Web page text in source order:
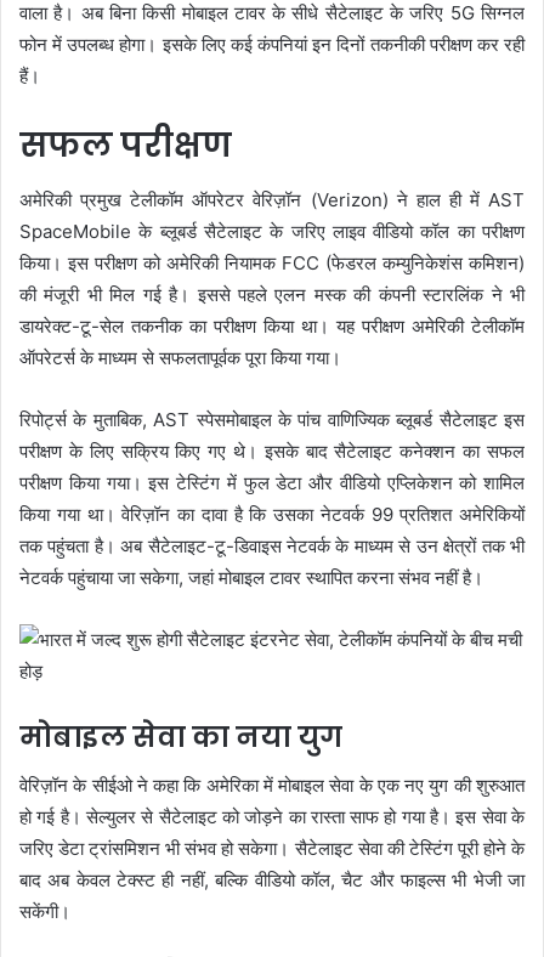
वाला है। अब बिना किसी मोबाइल टावर के सीधे सैटेलाइट के जरिए 5G सिग्नल
फोन में उपलब्ध होगा। इसके लिए कई कंपनियां इन दिनों तकनीकी परीक्षण कर रही
हैं।
सफल परीक्षण
अमेरिकी प्रमुख टेलीकॉम ऑपरेटर वेरिज़ॉन (Verizon) ने हाल ही में AST
SpaceMobile के ब्लूबर्ड सैटेलाइट के जरिए लाइव वीडियो कॉल का परीक्षण
किया। इस परीक्षण को अमेरिकी नियामक FCC (फेडरल कम्युनिकेशंस कमिशन)
की मंजूरी भी मिल गई है। इससे पहले एलन मस्क की कंपनी स्टारलिंक ने भी
डायरेक्ट-टू-सेल तकनीक का परीक्षण किया था। यह परीक्षण अमेरिकी टेलीकॉम
ऑपरेटर्स के माध्यम से सफलतापूर्वक पूरा किया गया।
रिपोर्ट्स के मुताबिक, AST स्पेसमोबाइल के पांच वाणिज्यिक ब्लूबर्ड सैटेलाइट इस
परीक्षण के लिए सक्रिय किए गए थे। इसके बाद सैटेलाइट कनेक्शन का सफल
परीक्षण किया गया। इस टेस्टिंग में फुल डेटा और वीडियो एप्लिकेशन को शामिल
किया गया था। वेरिज़ॉन का दावा है कि उसका नेटवर्क 99 प्रतिशत अमेरिकियों
तक पहुंचता है। अब सैटेलाइट-टू-डिवाइस नेटवर्क के माध्यम से उन क्षेत्रों तक भी
नेटवर्क पहुंचाया जा सकेगा, जहां मोबाइल टावर स्थापित करना संभव नहीं है।
मोबाइल सेवा का नया युग
वेरिज़ॉन के सीईओ ने कहा कि अमेरिका में मोबाइल सेवा के एक नए युग की शुरुआत
हो गई है। सेल्युलर से सैटेलाइट को जोड़ने का रास्ता साफ हो गया है। इस सेवा के
जरिए डेटा ट्रांसमिशन भी संभव हो सकेगा। सैटेलाइट सेवा की टेस्टिंग पूरी होने के
बाद अब केवल टेक्स्ट ही नहीं, बल्कि वीडियो कॉल, चैट और फाइल्स भी भेजी जा
सकेंगी।